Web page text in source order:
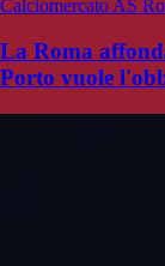
Calciomercato AS
La Roma
Porto vuole